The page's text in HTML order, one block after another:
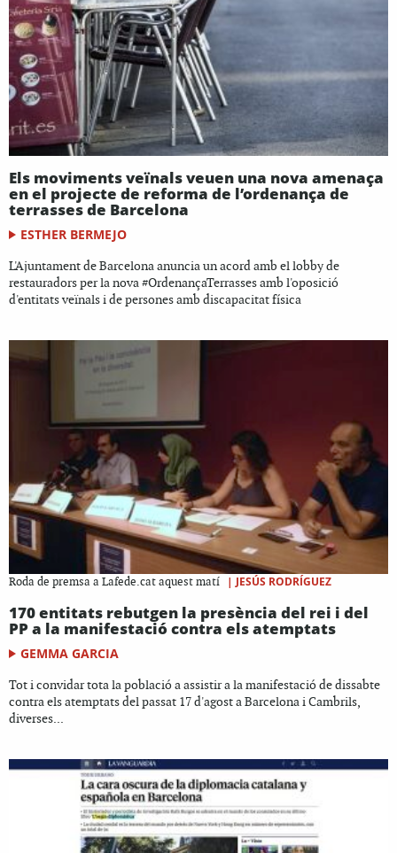
Els moviments veïnals veuen una nova amenaça
en el projecte de reforma de l’ordenança de
terrasses de Barcelona
ESTHER BERMEJO
L'Ajuntament de Barcelona anuncia un acord amb el lobby de
restauradors per la nova #OrdenançaTerrasses amb l'oposició
d'entitats veïnals i de persones amb discapacitat física
Roda de premsa a Lafede.cat aquest matí | JESÚS RODRÍGUEZ
170 entitats rebutgen la presència del rei i del
PP a la manifestació contra els atemptats
GEMMA GARCIA
Tot i convidar tota la població a assistir a la manifestació de dissabte
contra els atemptats del passat 17 d'agost a Barcelona i Cambrils,
diverses...